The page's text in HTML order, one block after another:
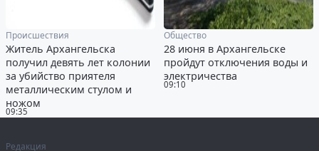
09:35
Происшествия
Житель Архангельска
получил девять лет колонии
за убийство приятеля
металлическим стулом и
ножом
09:10
Общество
28 июня в Архангельске
пройдут отключения воды и
электричества
Редакция